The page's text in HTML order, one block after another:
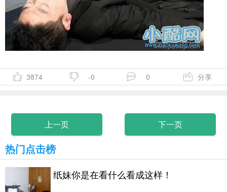
3874 -0 0 分享
上一页 下一页
热门点击榜
纸妹你是在看什么看成这样！